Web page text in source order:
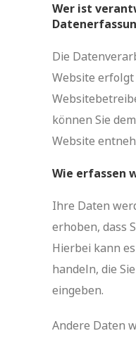
Wer ist
Die
Website erfolgt
können Sie
Website
Wie erfassen
Ihre Daten
erhoben, dass
Hierbei kann
handeln, die
eingeben.
Andere Daten